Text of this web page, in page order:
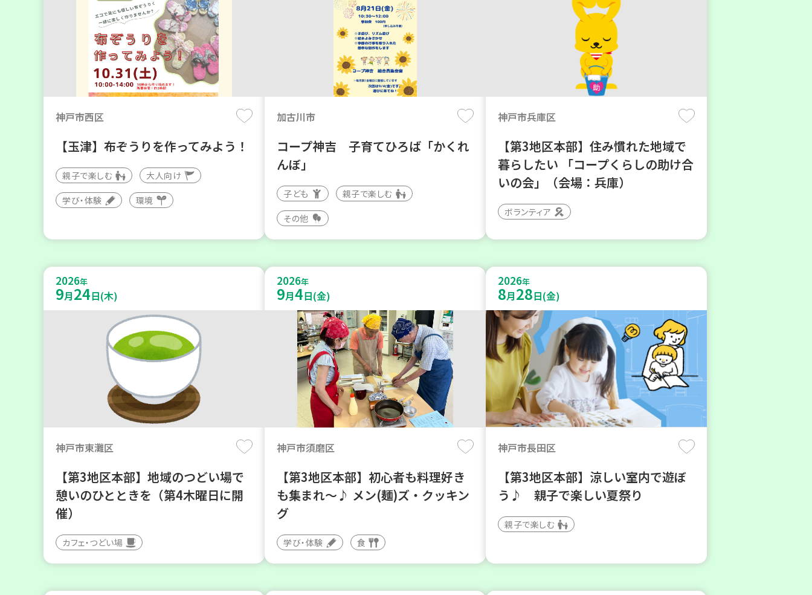
神戸市西区
【玉津】布ぞうりを作ってみよう！
親子で楽しむ 大人向け
学び・体験 環境
加古川市
コープ神吉 子育てひろば「かくれ
んぼ」
子ども 親子で楽しむ
その他
神戸市兵庫区
【第3地区本部】住み慣れた地域で
暮らしたい 「コープくらしの助け合
いの会」（会場：兵庫）
ボランティア
2026年
9月24日(木)
神戸市東灘区
【第3地区本部】地域のつどい場で
憩いのひとときを（第4木曜日に開
催）
カフェ・つどい場
2026年
9月4日(金)
神戸市須磨区
【第3地区本部】初心者も料理好き
も集まれ～♪ メン(麺)ズ・クッキン
グ
学び・体験 食
2026年
8月28日(金)
神戸市長田区
【第3地区本部】涼しい室内で遊ぼ
う♪ 親子で楽しい夏祭り
親子で楽しむ